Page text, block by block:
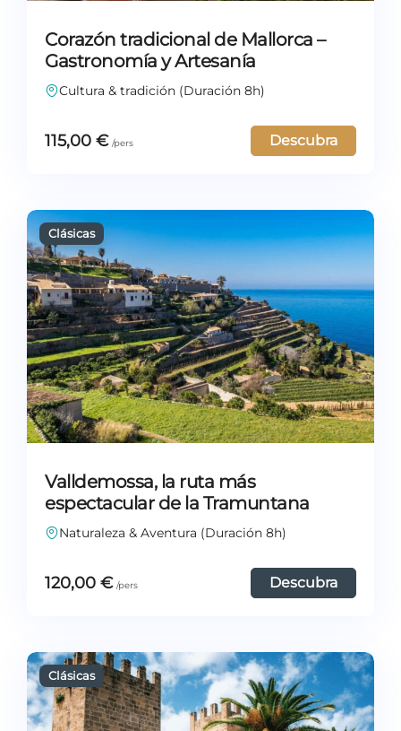
Corazón tradicional de Mallorca –
Gastronomía y Artesanía
Cultura & tradición (Duración 8h)
115,00 € Descubra
Valldemossa, la ruta más
espectacular de la Tramuntana
Naturaleza & Aventura (Duración 8h)
120,00 € Descubra